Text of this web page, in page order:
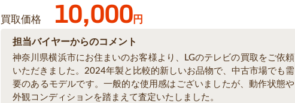
買取価格 10,000円
担当バイヤーからのコメント
神奈川県横浜市にお住まいのお客様より、LGのテレビの買取をご依頼
いただきました。2024年製と比較的新しいお品物で、中古市場でも需
要のあるモデルです。一般的な使用感はございましたが、動作状態や
外観コンディションを踏まえて査定いたしました。